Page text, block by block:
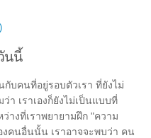
นนี้
กับคนที่อยู่รอบตัวเรา ที่ยังไม่
า เราเองก็ยังไม่เป็นแบบที่
างที่เราพยายามฝึก "ความ
คนอื่นนั้น เราอาจจะพบว่า คน